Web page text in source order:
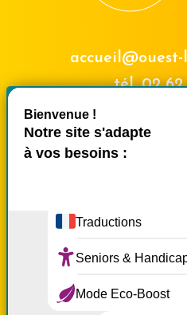
Tout accepter
Tout refuser
tél.02 62
Nous